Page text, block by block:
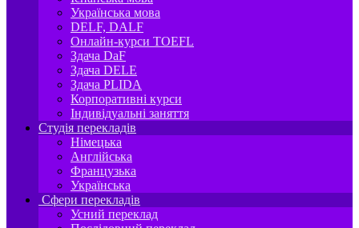
Українська мова
DELF, DALF
Онлайн-курси TOEFL
Здача DaF
Здача DELE
Здача PLIDA
Корпоративні курси
Індивідуальні заняття
Студія перекладів
Німецька
Англійська
Французька
Українська
Сфери перекладів
Усний переклад